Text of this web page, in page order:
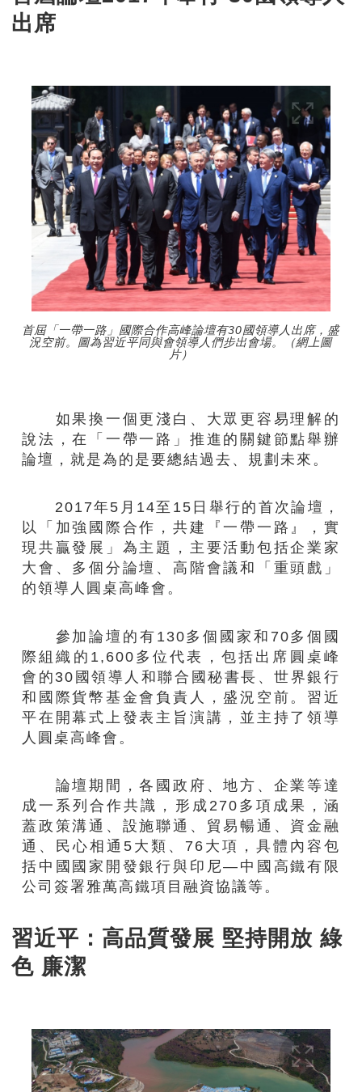
出席
首屆「一帶一路」國際合作高峰論壇有30國領導人出席，盛
況空前。圖為習近平同與會領導人們步出會場。（網上圖
片）
如果換一個更淺白、大眾更容易理解的
說法，在「一帶一路」推進的關鍵節點舉辦
論壇，就是為的是要總結過去、規劃未來。
2017年5月14至15日舉行的首次論壇，
以「加強國際合作，共建『一帶一路』，實
現共贏發展」為主題，主要活動包括企業家
大會、多個分論壇、高階會議和「重頭戲」
的領導人圓桌高峰會。
參加論壇的有130多個國家和70多個國
際組織的1,600多位代表，包括出席圓桌峰
會的30國領導人和聯合國秘書長、世界銀行
和國際貨幣基金會負責人，盛況空前。習近
平在開幕式上發表主旨演講，並主持了領導
人圓桌高峰會。
論壇期間，各國政府、地方、企業等達
成一系列合作共識，形成270多項成果，涵
蓋政策溝通、設施聯通、貿易暢通、資金融
通、民心相通5大類、76大項，具體內容包
括中國國家開發銀行與印尼—中國高鐵有限
公司簽署雅萬高鐵項目融資協議等。
習近平：高品質發展 堅持開放 綠
色 廉潔